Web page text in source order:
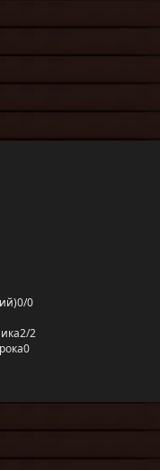
0/0
2/2
0